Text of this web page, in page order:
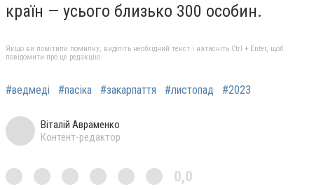
країн — усього близько 300 особин.
Якщо ви помітили помилку, виділіть необхідний текст і натисніть Ctrl + Enter, щоб
повідомити про це редакцію
#ведмеді #пасіка #закарпаття #листопад #2023
Віталій Авраменко
Контент-редактор
0,0